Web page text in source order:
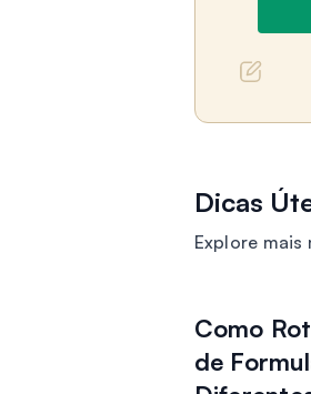
Dicas
Explore mais
Como
de